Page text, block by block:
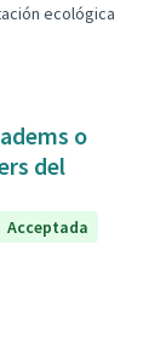
ecológica
o
del
Acceptada